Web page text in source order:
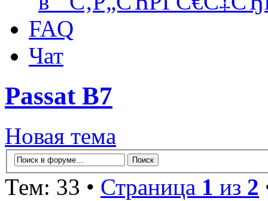
FAQ
Чат
Passat B7
Новая тема
Тем: 33 • Страница 1 из 2